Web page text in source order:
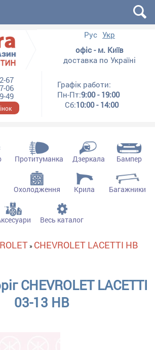
Рус Укр
офіс - м. Київ
доставка по Україні
67
06
49
Графік работи:
Пн-Пт:9:00 - 19:00
Сб:10:00 - 14:00
Протитуманка Дзеркала Бампер
Охолодження Крила Багажники
Весь каталог
» CHEVROLET LACETTI HB
CHEVROLET LACETTI
03-13 HB